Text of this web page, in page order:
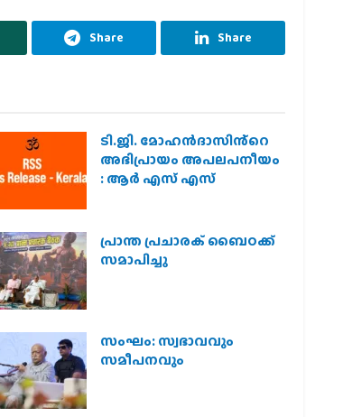
Share Share
ടി.ജി. മോഹൻദാസിൻ്റെ
അഭിപ്രായം അപലപനീയം
: ആർ എസ് എസ്
പ്രാന്ത പ്രചാരക് ബൈഠക്ക്
സമാപിച്ചു
സംഘം: സ്വഭാവവും
സമീപനവും